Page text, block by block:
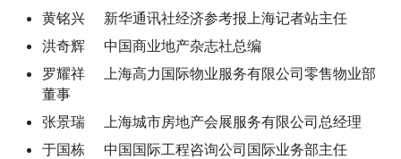
黄铭兴 新华通讯社经济参考报上海记者站主任
洪奇辉 中国商业地产杂志社总编
罗耀祥 上海高力国际物业服务有限公司零售物业部
董事
张景瑞 上海城市房地产会展服务有限公司总经理
于国栋 中国国际工程咨询公司国际业务部主任